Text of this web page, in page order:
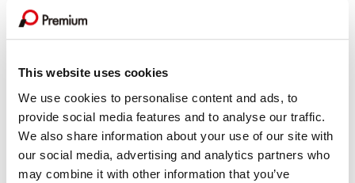
This website uses cookies
We use cookies to personalise content and ads, to
provide social media features and to analyse our traffic.
We also share information about your use of our site with
our social media, advertising and analytics partners who
may combine it with other information that you’ve
令和8年熊本地震による被害を受けられた皆様へ
プレミアグループ、初となる社債発行の条件決定、及び個人
2026.07.09 プレスリリース
プレミアグループ、レーシングドライバー織戸茉彩選手との
スポンサー契約を更新